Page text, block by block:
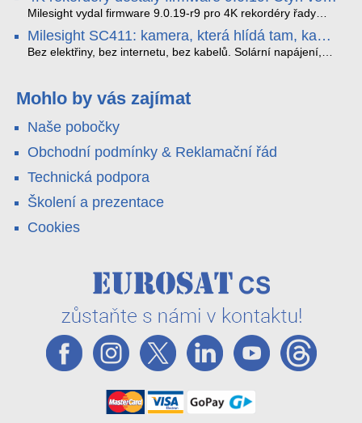
optimalizoval plynulost dopravy v moderních městech.
zkreslení. K tomu přidává AI detekci osob a vozidel,
obousměrný zvuk a unikátní možnost přímého vysílání na
YouTube – bez běžícího počítače.
které musíte vědět.
Milesight vydal firmware 9.0.19-r9 pro 4K rekordéry řady
H.265. Pokud tyhle systémy instalujete, jsou tu čtyři věci,
které vám zjednoduší práci – a jedna z nich vám ušetří
spoustu zbytečných výjezdů k zákazníkům.
Milesight SC411: kamera, která hlídá tam, kam
kabel nedosáhne
Bez elektřiny, bez internetu, bez kabelů. Solární napájení,
váš telefon. Podívejte se na video.
Mohlo by vás zajímat
Naše pobočky
Obchodní podmínky & Reklamační řád
Technická podpora
Školení a prezentace
Cookies